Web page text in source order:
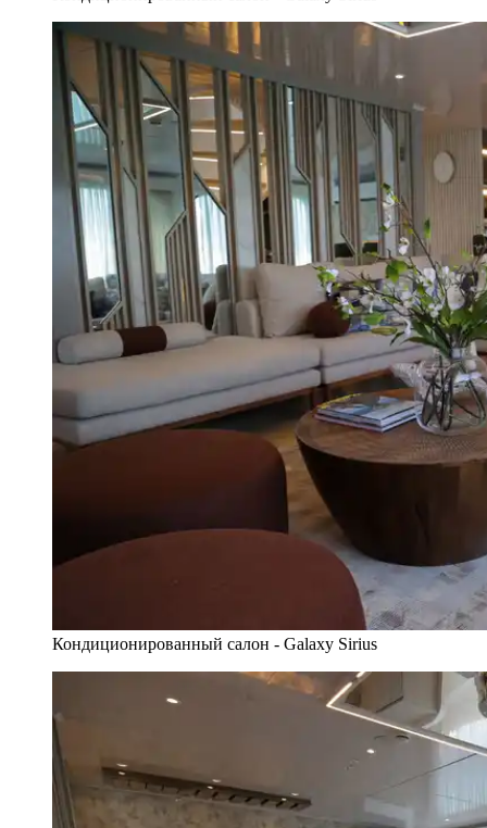
Кондиционированный салон - Galaxy Sirius